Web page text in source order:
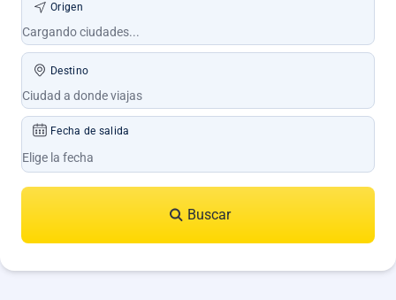
Origen
Destino
Fecha de salida
Buscar